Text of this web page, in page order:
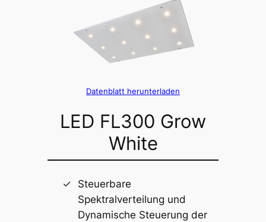
Datenblatt herunterladen
LED FL300 Grow
White
Steuerbare
Spektralverteilung und
Dynamische Steuerung der